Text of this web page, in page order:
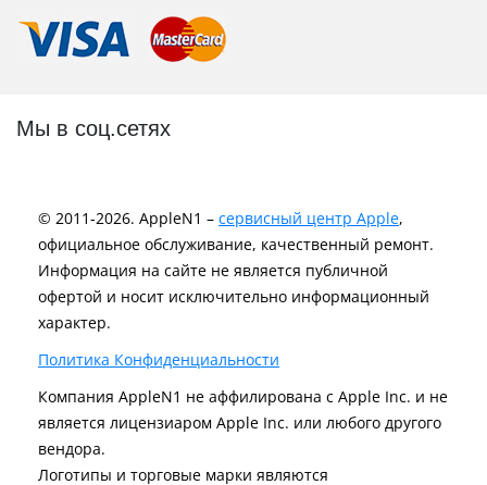
Мы в соц.сетях
© 2011-2026. AppleN1 – сервисный центр Apple,
официальное обслуживание, качественный ремонт.
Информация на сайте не является публичной
офертой и носит исключительно информационный
характер.
Политика Конфиденциальности
Компания AppleN1 не аффилирована c Apple Inc. и не
является лицензиаром Apple Inc. или любого другого
вендора.
Логотипы и торговые марки являются